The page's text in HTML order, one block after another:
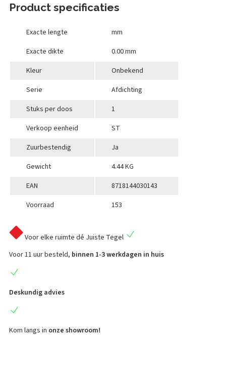
Product specificaties
Exacte lengte
mm
Exacte dikte
0.00 mm
Kleur
Onbekend
Serie
Afdichting
Stuks per doos
1
Verkoop eenheid
ST
Zuurbestendig
Ja
Gewicht
4.44 KG
EAN
8718144030143
Voorraad
153
Voor elke ruimte dé Juiste Tegel
Voor 11 uur besteld, binnen 1-3 werkdagen in huis
Deskundig advies
Kom langs in onze showroom!